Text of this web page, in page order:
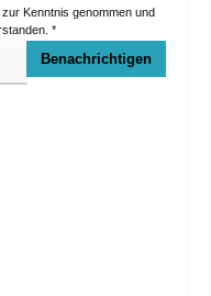
zur Kenntnis genommen und
gelesen und bin mit ihnen einverstanden. *
Benachrichtigen